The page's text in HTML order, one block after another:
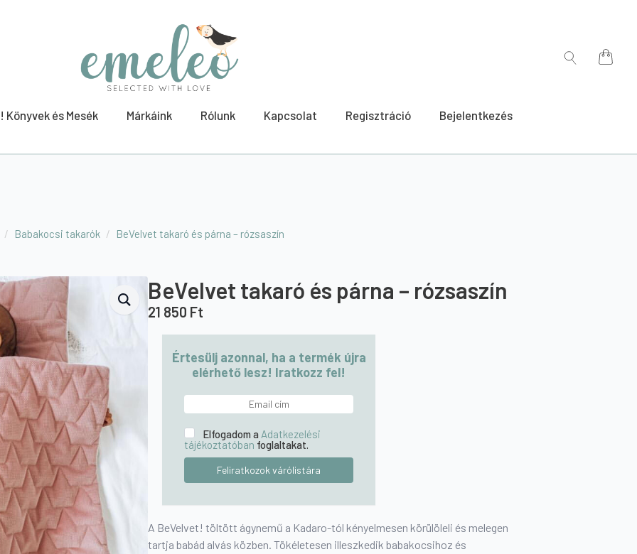
Könyvek és Mesék Márkáink Rólunk Kapcsolat Regisztráció Bejelentkezés
Babakocsi takarók BeVelvet takaró és párna – rózsaszín
BeVelvet takaró és párna – rózsaszín
21 850 Ft
Értesülj azonnal, ha a termék újra
elérhető lesz! Iratkozz fel!
Elfogadom a Adatkezelési
tájékoztatóban foglaltakat.
A BeVelvet! töltött ágynemű a Kadaro-tól kényelmesen körülöleli és melegen
tartja babád alvás közben. Tökéletesen illeszkedik babakocsihoz és